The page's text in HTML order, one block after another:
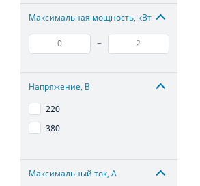
Максимальная мощность, кВт
–
Напряжение, В
220
380
Максимальный ток, А